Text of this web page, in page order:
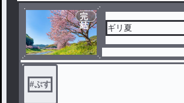
完
結
ギリ夏
#ぷす